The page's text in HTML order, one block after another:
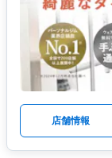
店舗情報